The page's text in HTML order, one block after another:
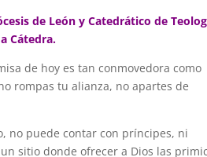
de León y Catedrático de
Cátedra.
de hoy es tan conmovedora como
rompas tu alianza, no apartes de
no puede contar con príncipes, ni
sitio donde ofrecer a Dios las